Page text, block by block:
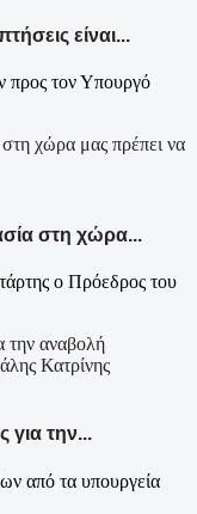
είναι...
προς τον Υπουργό
στη χώρα...
ο Πρόεδρος του
για την...
από τα υπουργεία